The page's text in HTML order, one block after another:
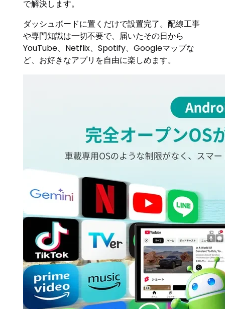
で解決します。
ダッシュボードに置くだけで設置完了。配線工事
や専門知識は一切不要で、届いたその日から
YouTube、Netflix、Spotify、Googleマップな
ど、お好きなアプリを自由に楽しめます。